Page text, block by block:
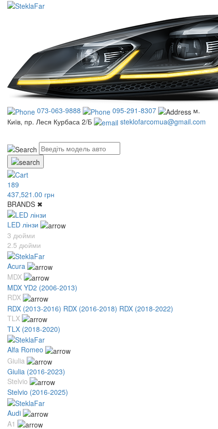
073-063-9888 095-291-8307
м.
Київ, пр. Леся Курбаса 2/Б
steklofarcomua@gmail.com
189
437,521.00 грн
BRANDS ✖
LED лінзи
3 дюйми
2.5 дюйми
Acura
MDX
MDX YD2 (2006-2013)
RDX
RDX (2013-2016) RDX (2016-2018) RDX (2018-2022)
TLX
TLX (2018-2020)
Alfa Romeo
Giulia
Giulia (2016-2023)
Stelvio
Stelvio (2016-2025)
Audi
A1